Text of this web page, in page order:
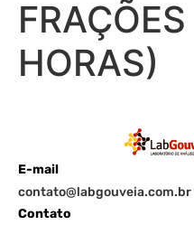
HORAS)
E-mail
contato@labgouveia.com.br
Contato